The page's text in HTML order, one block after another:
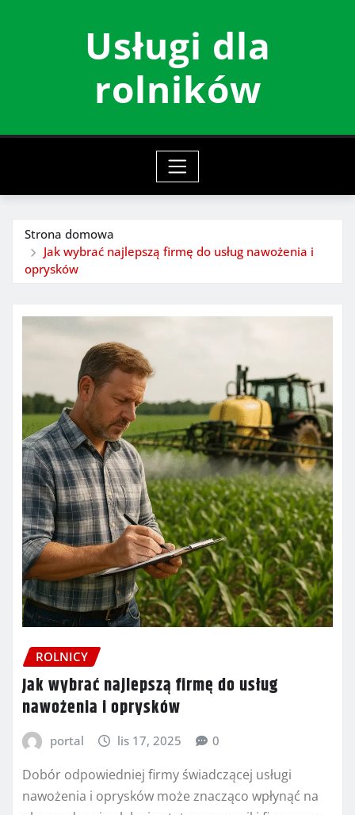
Usługi dla
rolników
Strona domowa
Jak wybrać najlepszą firmę do usług nawożenia i
oprysków
ROLNICY
Jak wybrać najlepszą firmę do usług
nawożenia i oprysków
portal lis 17, 2025 0
Dobór odpowiedniej firmy świadczącej usługi
nawożenia i oprysków może znacząco wpłynąć na